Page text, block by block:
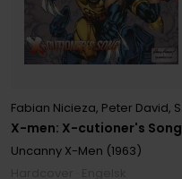
X-men: X-cutioner's Song
Fabian Nicieza, Peter David, Scott Lobdell
Uncanny X-Men (1963)